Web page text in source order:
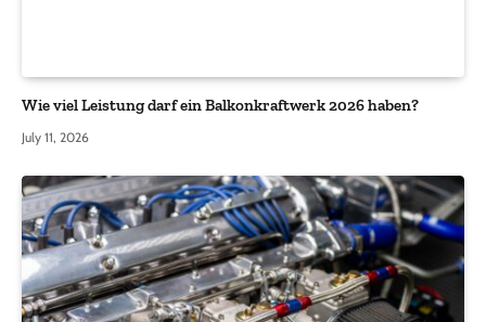
Wie viel Leistung darf ein Balkonkraftwerk 2026 haben?
July 11, 2026